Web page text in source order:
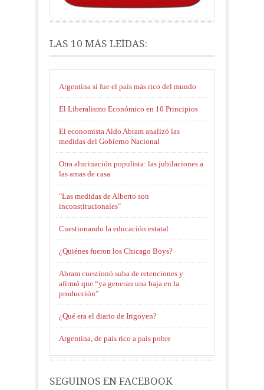
LAS 10 MÁS LEÍDAS:
Argentina sí fue el país más rico del mundo
El Liberalismo Económico en 10 Principios
El economista Aldo Abram analizó las
medidas del Gobierno Nacional
Otra alucinación populista: las jubilaciones a
las amas de casa
"Las medidas de Alberto son
inconstitucionales"
Cuestionando la educación estatal
¿Quiénes fueron los Chicago Boys?
Abram cuestionó suba de retenciones y
afirmó que “ya generan una baja en la
producción”
¿Qué era el diario de Irigoyen?
Argentina, de país rico a país pobre
SEGUINOS EN FACEBOOK